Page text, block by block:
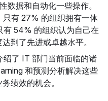
数据和自动化一些操作。
有 27% 的组织拥有一体
有 54% 的组织认为自己在
到了先进或卓越水平。
了 IT 部门当前面临的诸
和预测分析解决这些
绩效的机会。